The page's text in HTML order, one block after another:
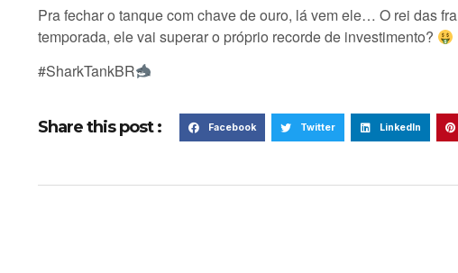
Pra fechar o tanque com chave de ouro, lá vem ele… O rei das
temporada, ele vai superar o próprio recorde de investimento?
#SharkTankBR
Share this post : Facebook Twitter LinkedIn